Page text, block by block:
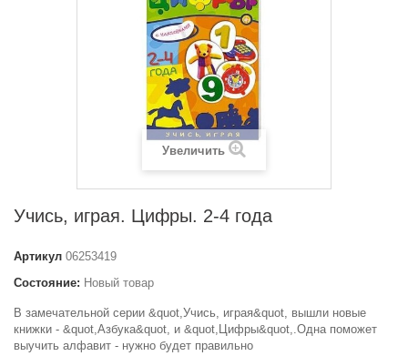
Увеличить
Учись, играя. Цифры. 2-4 года
Артикул 06253419
Состояние: Новый товар
В замечательной серии &quot,Учись, играя&quot, вышли новые
книжки - &quot,Азбука&quot, и &quot,Цифры&quot,.Одна поможет
выучить алфавит - нужно будет правильно